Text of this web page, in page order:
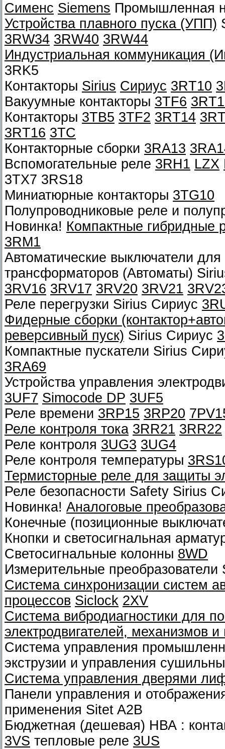
Сименс Siemens Промышленная
Устройства плавного пуска (УПП)
3RW34 3RW40 3RW44
Индустриальная коммуникация
3RK5
Контакторы Sirius Сириус 3RT10
Вакуумные контакторы 3TF6
Контакторы 3TB5 3TF2 3RT14
3RT16 3TC
Контакторные сборки 3RA13
Вспомогательные реле 3RH1 LZX
3TX7 3RS18
Миниатюрные контакторы 3TG10
Полупроводниковые реле и
Новинка! Компактные гибридные
3RM1
Автоматические выключатели
трансформаторов (Автоматы)
3RV16 3RV17 3RV20 3RV21
Реле перегрузки Sirius Сириус
Фидерные сборки
реверсивный пуск) Sirius Сириус
Компактные пускатели Sirius
3RA69
Устройства управления
3UF7 Simocode DP 3UF5
Реле времени 3RP15 3RP20
Реле контроля тока 3RR21 3RR22
Реле контроля 3UG3 3UG4
Реле контроля температуры
Термисторные реле для защиты
Реле безопасности Safety Sirius
Новинка! Аналоговые
Конечные (позиционные
Кнопки и светосигнальная
Светосигнальные колонны 8WD
Измерительные преобразователи
Система синхронизации систем
процессов Siclock 2XV
Система вибродиагностики для
электродвигателей, механизмов
Система управления
экструзии и управления
Система управления дверями
Панели управления и
применения Sitet A2B
Бюджетная (дешевая) НВА :
3VS тепловые реле 3US